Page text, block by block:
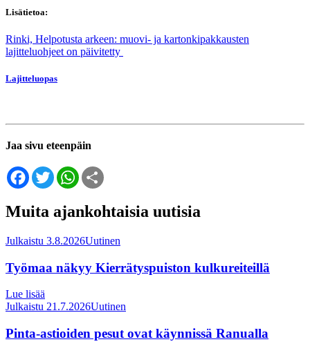
Lisätietoa:
Rinki, Helpotusta arkeen: muovi- ja kartonkipakkausten
lajitteluohjeet on päivitetty
Lajitteluopas
Jaa sivu eteenpäin
FacebookTwitterWhatsApp
Muita ajankohtaisia uutisia
Julkaistu 3.8.2026Uutinen
Työmaa näkyy Kierrätyspuiston kulkureiteillä
Lue lisää
Julkaistu 21.7.2026Uutinen
Pinta-astioiden pesut ovat käynnissä Ranualla